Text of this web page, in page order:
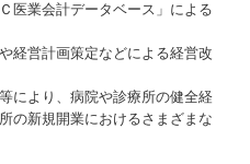
医業会計データベース」による
経営計画策定などによる経営改
により、病院や診療所の健全経
の新規開業におけるさまざまな